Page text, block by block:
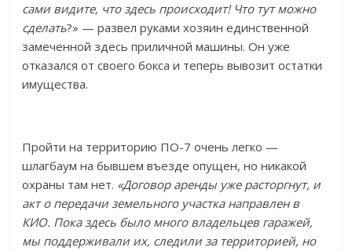
сами видите, что здесь происходит! Что тут можно
сделать?» — развел руками хозяин единственной
замеченной здесь приличной машины. Он уже
отказался от своего бокса и теперь вывозит остатки
имущества.
Пройти на территорию ПО-7 очень легко —
шлагбаум на бывшем въезде опущен, но никакой
охраны там нет. «Договор аренды уже расторгнут, и
акт о передачи земельного участка направлен в
КИО. Пока здесь было много владельцев гаражей,
мы поддерживали их, следили за территорией, но